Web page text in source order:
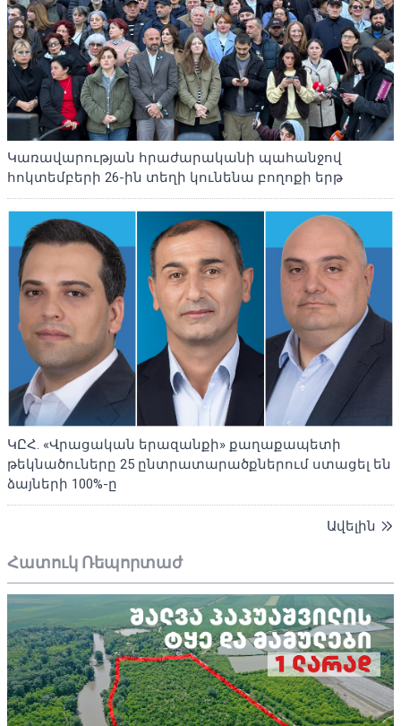
Կառավարության հրաժարականի պահանջով
հոկտեմբերի 26-ին տեղի կունենա բողոքի երթ
ԿԸՀ. «Վրացական երազանքի» քաղաքապետի
թեկնածուները 25 ընտրատարածքներում ստացել են
ձայների 100%-ը
Ավելին
Հատուկ Ռեպորտաժ